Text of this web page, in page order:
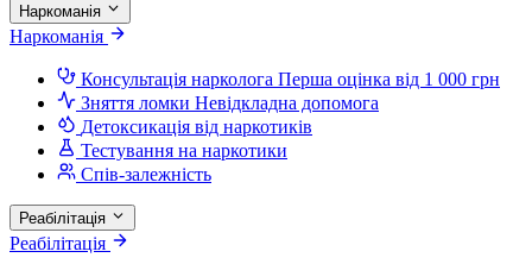
Наркоманія
Наркоманія
Консультація нарколога Перша оцінка від 1 000 грн
Зняття ломки Невідкладна допомога
Детоксикація від наркотиків
Тестування на наркотики
Спів-залежність
Реабілітація
Реабілітація